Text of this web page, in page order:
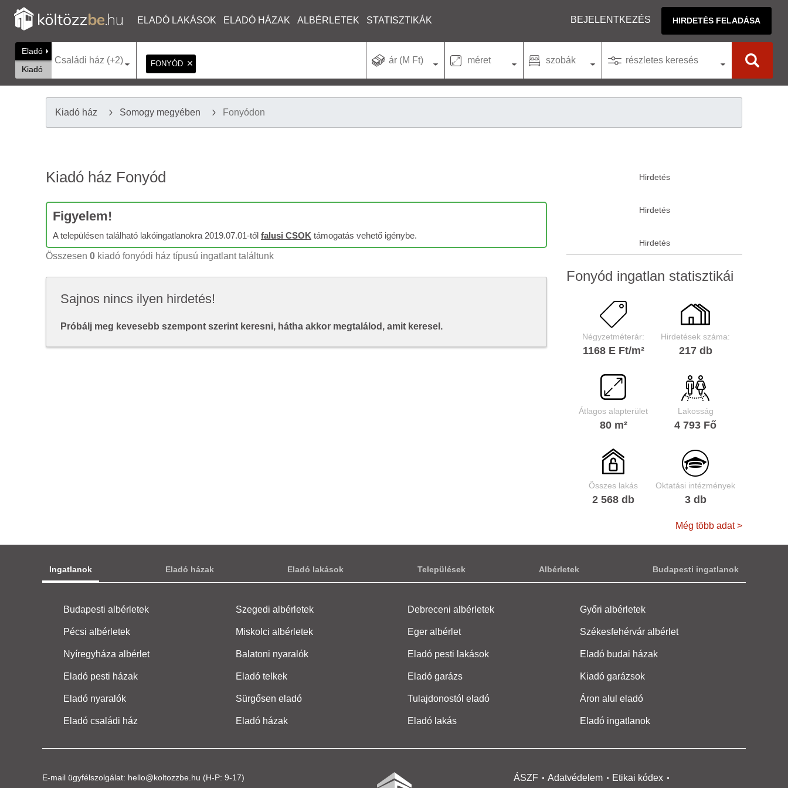
ELADÓ LAKÁSOK ELADÓ HÁZAK ALBÉRLETEK STATISZTIKÁK BEJELENTKEZÉS HIRDETÉS FELADÁSA
Eladó
Kiadó
Családi ház (+2) FONYÓD ár (M Ft) méret szobák részletes keresés
Kiadó ház Somogy megyében Fonyódon
Kiadó ház Fonyód
Figyelem!
A településen található lakóingatlanokra 2019.07.01-től falusi CSOK támogatás vehető igénybe.
Összesen 0 kiadó fonyódi ház típusú ingatlant találtunk
Sajnos nincs ilyen hirdetés!
Próbálj meg kevesebb szempont szerint keresni, hátha akkor megtalálod, amit keresel.
Fonyód ingatlan statisztikái
Négyzetméterár:
1168 E Ft/m²
Hirdetések száma:
217 db
Átlagos alapterület
80 m²
Lakosság
4 793 Fő
Összes lakás
2 568 db
Oktatási intézmények
3 db
Még több adat >
Ingatlanok Eladó házak Eladó lakások Települések Albérletek Budapesti ingatlanok
Budapesti albérletek Szegedi albérletek Debreceni albérletek Győri albérletek
Pécsi albérletek Miskolci albérletek Eger albérlet Székesfehérvár albérlet
Nyíregyháza albérlet Balatoni nyaralók Eladó pesti lakások Eladó budai házak
Eladó pesti házak Eladó telkek Eladó garázs Kiadó garázsok
Eladó nyaralók Sürgősen eladó Tulajdonostól eladó Áron alul eladó
Eladó családi ház Eladó házak Eladó lakás Eladó ingatlanok
E-mail ügyfélszolgálat: hello@koltozzbe.hu (H-P: 9-17) ÁSZF Adatvédelem Etikai kódex